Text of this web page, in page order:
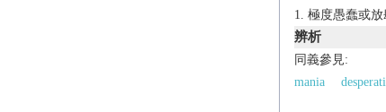
極度愚蠢或放
辨析
同義參見:
mania